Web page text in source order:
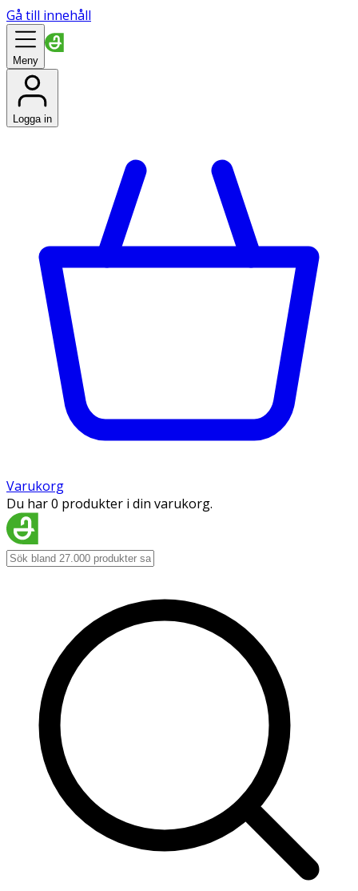
Gå till innehåll
Meny
Logga in
Varukorg
Du har 0 produkter i din varukorg.